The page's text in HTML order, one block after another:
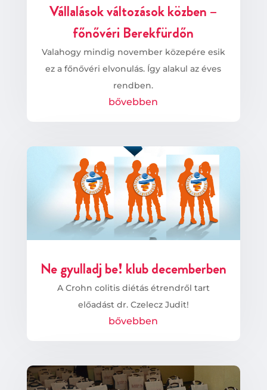
Vállalások változások közben –
főnővéri Berekfürdőn
Valahogy mindig november közepére esik
ez a főnővéri elvonulás. Így alakul az éves
rendben.
bővebben
Ne gyulladj be! klub decemberben
A Crohn colitis diétás étrendről tart
előadást dr. Czelecz Judit!
bővebben